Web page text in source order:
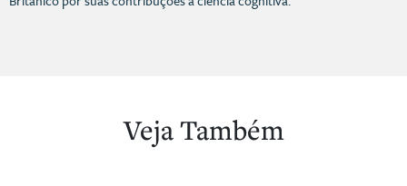
Veja Também